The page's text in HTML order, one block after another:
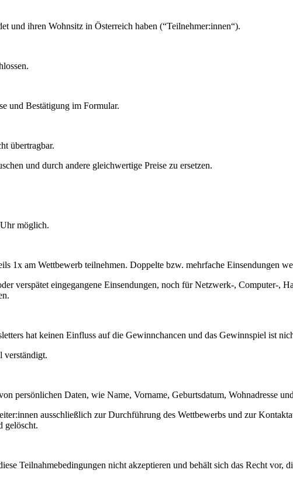
und ihren Wohnsitz in Österreich haben (“Teilnehmer:innen“).
und Bestätigung im Formular.
übertragbar.
und durch andere gleichwertige Preise zu ersetzen.
möglich.
1x am Wettbewerb teilnehmen. Doppelte bzw. mehrfache Einsendungen
verspätet eingegangene Einsendungen, noch für Netzwerk-, Computer-,
hat keinen Einfluss auf die Gewinnchancen und das Gewinnspiel ist
verständigt.
persönlichen Daten, wie Name, Vorname, Geburtsdatum, Wohnadresse
ausschließlich zur Durchführung des Wettbewerbs und zur
gelöscht.
Teilnahmebedingungen nicht akzeptieren und behält sich das Recht vor,